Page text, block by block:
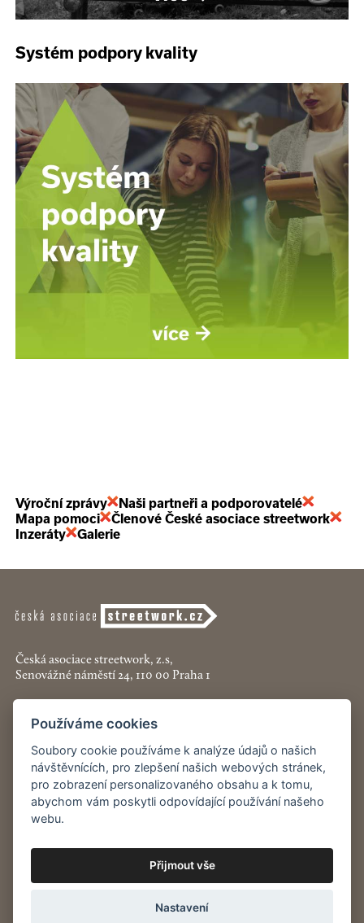
Systém podpory kvality
Výroční zprávy
Naši partneři a podporovatelé
Mapa pomoci
Členové České asociace streetwork
Inzeráty
Galerie
Česká asociace streetwork, z.s,
Senovážné náměstí 24, 110 00 Praha 1
+420 774 913 777
asociace@streetwork.cz
Nastavení cookies
Restartshop.cz
Pracenaulici.cz
Odběr
Používáme cookies
Soubory cookie používáme k analýze údajů o našich
návštěvnících, pro zlepšení našich webových stránek,
pro zobrazení personalizovaného obsahu a k tomu,
abychom vám poskytli odpovídající používání našeho
webu.
Přijmout vše
Nastavení